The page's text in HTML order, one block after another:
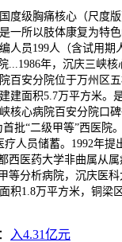
级胸痛核心（尺度版
一所以肢体康复为特
人员199人（含试用
...1986年，沉庆三峡
百安分院位于万州区
建面积5.7万平方米
核心病院百安分院口
批“二级甲等”西医
人员储蓄。1992年
西医药大学非曲属从
等分析病院，沉庆医
积1.8万平方米，铜梁
入4.31亿元